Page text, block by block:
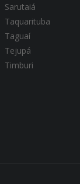
Sarutaiá
Taquarituba
Taguaí
Tejupá
Timburi